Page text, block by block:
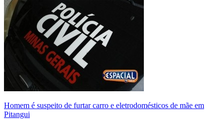
Homem é suspeito de furtar carro e eletrodomésticos de mãe em
Pitangui